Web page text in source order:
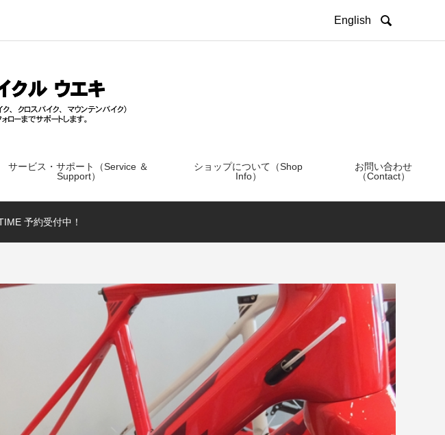
English 
サービス・サポート（Service ＆
Support）
ショップについて（Shop
Info）
お問い合わせ
（Contact）
GIANT 2022モデル 新型
「LANGMA DI...
TREK EMONDA SL 6 Disc
シマノ ロードシューズ 新商品
SH-RC703 入...
fizik フィジーク シューズ
TEMPO R4、...
【スタッフの休日ライド】シマ
クル2024に参加してき...
PINARELLO Fシリーズに新色
追加！ご注文受付...
予約受付中！